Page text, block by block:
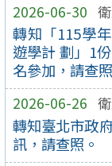
2026-06-30
轉知「115學
遊學計 劃」1
名參加，請查
2026-06-26
轉知臺北市政
訊，請查照。